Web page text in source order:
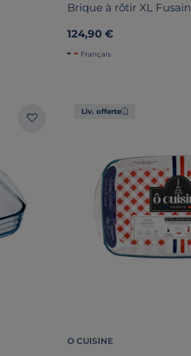
Brique à rôtir XL Fusain
124,90 €
Français
Liv. offerte
O CUISINE